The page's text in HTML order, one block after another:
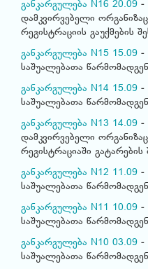
განკარგულება N16 20.09 -
დამკვირვებელი
რეგისტრაციის გაუქმების
განკარგულება N15 15.09 -
საშუალებათა
განკარგულება N14 15.09 -
საშუალებათა
განკარგულება N13 14.09 -
დამკვირვებელი
რეგისტრაციაში გატარების
განკარგულება N12 11.09 -
საშუალებათა
განკარგულება N11 10.09 -
საშუალებათა
განკარგულება N10 03.09 -
საშუალებათა